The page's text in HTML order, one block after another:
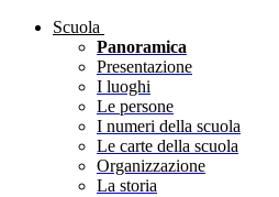
Scuola
Panoramica
Presentazione
I luoghi
Le persone
I numeri della scuola
Le carte della scuola
Organizzazione
La storia